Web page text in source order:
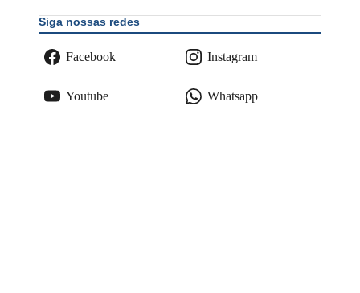
Siga nossas redes
Facebook Instagram
Youtube Whatsapp